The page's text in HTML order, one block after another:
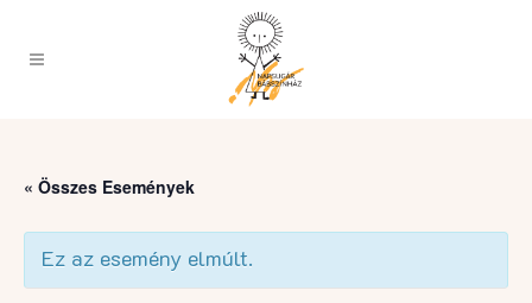
« Összes Események
Ez az esemény elmúlt.